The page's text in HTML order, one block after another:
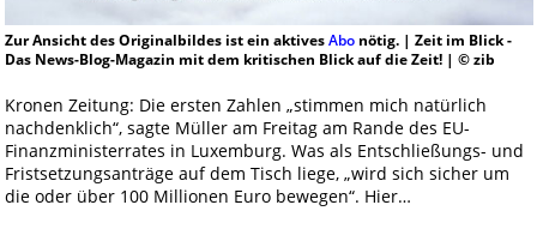
Zur Ansicht des Originalbildes ist ein aktivesAbonötig. | Zeit im Blick -
Das News-Blog-Magazin mit dem kritischen Blick auf die Zeit! | © zib
Kronen Zeitung: Die ersten Zahlen „stimmen mich natürlich
nachdenklich“, sagte Müller am Freitag am Rande des EU-
Finanzministerrates in Luxemburg. Was als Entschließungs- und
Fristsetzungsanträge auf dem Tisch liege, „wird sich sicher um
die oder über 100 Millionen Euro bewegen“. Hier…